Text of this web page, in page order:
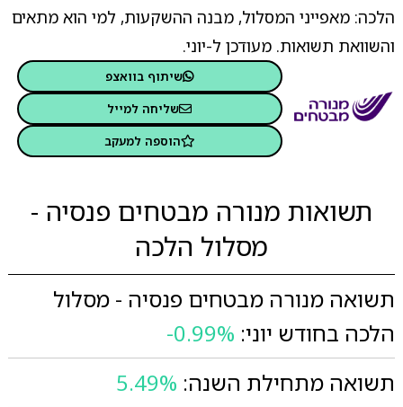
הלכה: מאפייני המסלול, מבנה ההשקעות, למי הוא מתאים
והשוואת תשואות. מעודכן ל-יוני.
שיתוף בוואצפ
שליחה למייל
הוספה למעקב
תשואות מנורה מבטחים פנסיה -
מסלול הלכה
תשואה מנורה מבטחים פנסיה - מסלול
הלכה בחודש יוני: -0.99%
תשואה מתחילת השנה: 5.49%